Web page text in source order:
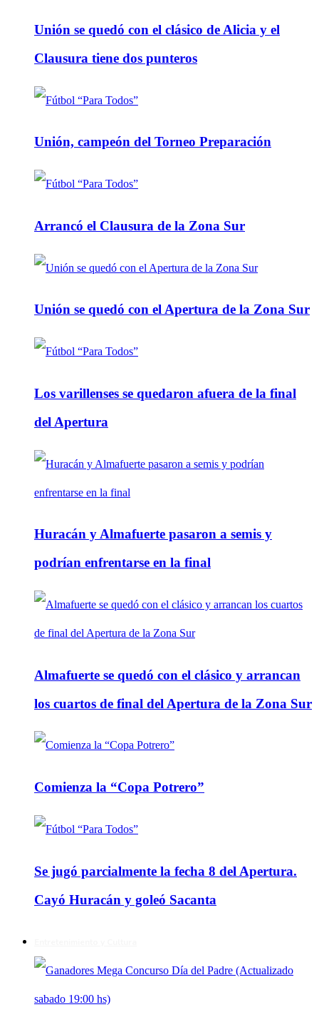
Unión se quedó con el clásico de Alicia y el
Clausura tiene dos punteros
Unión, campeón del Torneo Preparación
Arrancó el Clausura de la Zona Sur
Unión se quedó con el Apertura de la Zona Sur
Los varillenses se quedaron afuera de la final
del Apertura
Huracán y Almafuerte pasaron a semis y
podrían enfrentarse en la final
Almafuerte se quedó con el clásico y arrancan
los cuartos de final del Apertura de la Zona Sur
Comienza la “Copa Potrero”
Se jugó parcialmente la fecha 8 del Apertura.
Cayó Huracán y goleó Sacanta